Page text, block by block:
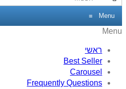
Menu
≡
Menu
ראשי
Best Seller
Carousel
Frequently Questions